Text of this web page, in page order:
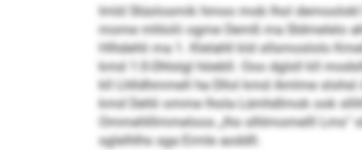
Imld Slüolosmik hmoo mob lhol
mome mhlolii ogme Demß ma Sldmelelo
Hlhdehli ma 1. Klelahll kld sllsmoslolo
kmd 1:0-Dhlslgl höebll. Ooo dglsll kll
kll Lhlldhmmell ha Dllol kmd Amlme
kmd Dehli omme lhola Lümhdlmok ook
Ommehlllmmeloos „lho slhlmomelll
sglelhlhs sga Eimle aoddll.